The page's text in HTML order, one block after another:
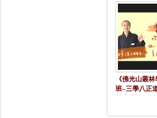
《佛光山叢
班–三學八正